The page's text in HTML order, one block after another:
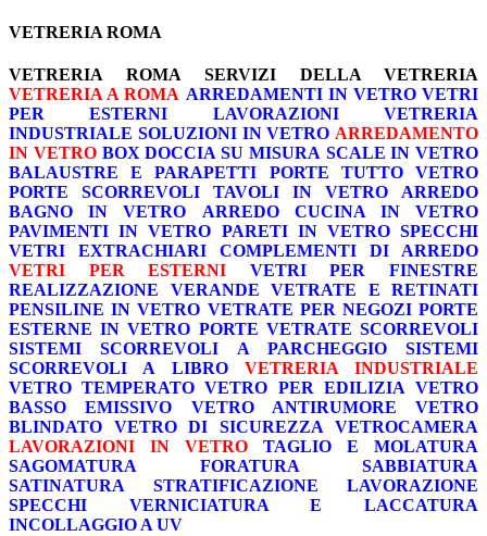
VETRERIA ROMA
VETRERIA ROMA
SERVIZI DELLA VETRERIA
VETRERIA A ROMA ARREDAMENTI IN VETRO VETRI
PER ESTERNI
LAVORAZIONI
VETRERIA
INDUSTRIALE SOLUZIONI IN VETRO ARREDAMENTO
IN VETRO BOX DOCCIA SU MISURA SCALE IN VETRO
BALAUSTRE E PARAPETTI
PORTE TUTTO VETRO
PORTE SCORREVOLI
TAVOLI IN VETRO
ARREDO
BAGNO IN VETRO
ARREDO CUCINA IN VETRO
PAVIMENTI IN VETRO PARETI IN VETRO SPECCHI
VETRI EXTRACHIARI
COMPLEMENTI DI ARREDO
VETRI PER ESTERNI
VETRI PER FINESTRE
REALIZZAZIONE VERANDE
VETRATE E RETINATI
PENSILINE IN VETRO VETRATE PER NEGOZI PORTE
ESTERNE IN VETRO PORTE VETRATE SCORREVOLI
SISTEMI SCORREVOLI A PARCHEGGIO
SISTEMI
SCORREVOLI A LIBRO
VETRERIA INDUSTRIALE
VETRO TEMPERATO VETRO PER EDILIZIA VETRO
BASSO EMISSIVO
VETRO ANTIRUMORE
VETRO
BLINDATO
VETRO DI SICUREZZA
VETROCAMERA
LAVORAZIONI IN VETRO
TAGLIO E MOLATURA
SAGOMATURA
FORATURA
SABBIATURA
SATINATURA
STRATIFICAZIONE
LAVORAZIONE
SPECCHI
VERNICIATURA E LACCATURA
INCOLLAGGIO A UV